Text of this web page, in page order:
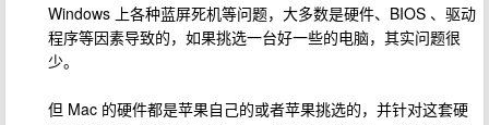
Windows 上各种蓝屏死机等问题，大多数是硬件、BIOS 、驱动
程序等因素导致的，如果挑选一台好一些的电脑，其实问题很
少。
但 Mac 的硬件都是苹果自己的或者苹果挑选的，并针对这套硬